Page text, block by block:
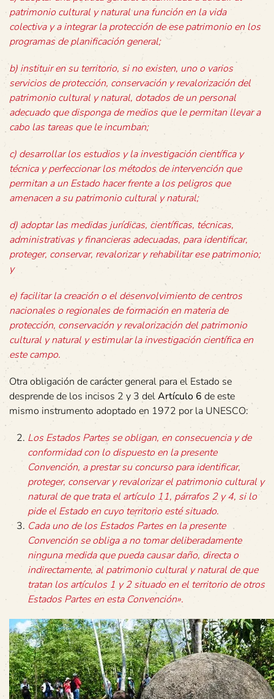
patrimonio cultural y natural una función en la vida
colectiva y a integrar la protección de ese patrimonio en los
programas de planificación general;
b) instituir en su territorio, si no existen, uno o varios
servicios de protección, conservación y revalorización del
patrimonio cultural y natural, dotados de un personal
adecuado que disponga de medios que le permitan llevar a
cabo las tareas que le incumban;
c) desarrollar los estudios y la investigación científica y
técnica y perfeccionar los métodos de intervención que
permitan a un Estado hacer frente a los peligros que
amenacen a su patrimonio cultural y natural;
d) adoptar las medidas jurídicas, científicas, técnicas,
administrativas y financieras adecuadas, para identificar,
proteger, conservar, revalorizar y rehabilitar ese patrimonio;
y
e) facilitar la creación o el desenvolvimiento de centros
nacionales o regionales de formación en materia de
protección, conservación y revalorización del patrimonio
cultural y natural y estimular la investigación científica en
este campo.
Otra obligación de carácter general para el Estado se
desprende de los incisos 2 y 3 delArtículo 6 de este
mismo instrumento adoptado en 1972 por la UNESCO:
Los Estados Partes se obligan, en consecuencia y de
conformidad con lo dispuesto en la presente
Convención, a prestar su concurso para identificar,
proteger, conservar y revalorizar el patrimonio cultural y
natural de que trata el artículo 11, párrafos 2 y 4, si lo
pide el Estado en cuyo territorio esté situado.
Cada uno de los Estados Partes en la presente
Convención se obliga a no tomar deliberadamente
ninguna medida que pueda causar daño, directa o
indirectamente, al patrimonio cultural y natural de que
tratan los artículos 1 y 2 situado en el territorio de otros
Estados Partes en esta Convención».